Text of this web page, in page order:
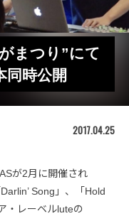
まつり”にて
同時公開
2017.04.25
が2月に開催され
Song」、「Hold
・レーベルluteの